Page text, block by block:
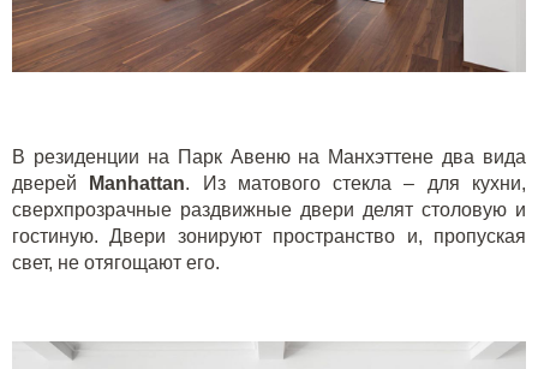
В резиденции на Парк Авеню на Манхэттене два вида
дверей
Manhattan. Из матового стекла – для кухни,
сверхпрозрачные раздвижные двери делят столовую и
гостиную. Двери зонируют пространство и, пропуская
свет, не отягощают его.